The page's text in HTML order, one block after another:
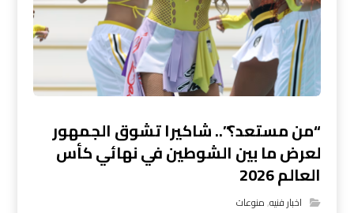
“من مستعد؟”.. شاكيرا تشوق الجمهور
لعرض ما بين الشوطين في نهائي كأس
العالم 2026
اخبار فنيه,منوعات